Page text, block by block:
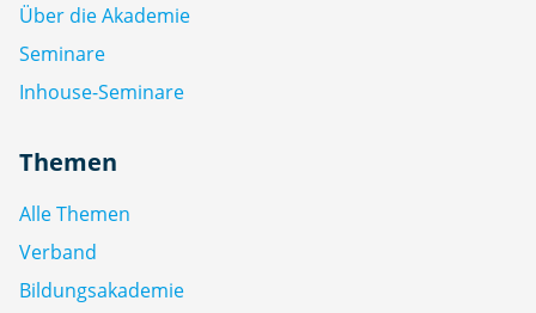
Über die Akademie
Seminare
Inhouse-Seminare
Themen
Alle Themen
Verband
Bildungsakademie